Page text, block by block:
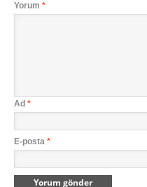
Yorum *
Ad *
E-posta *